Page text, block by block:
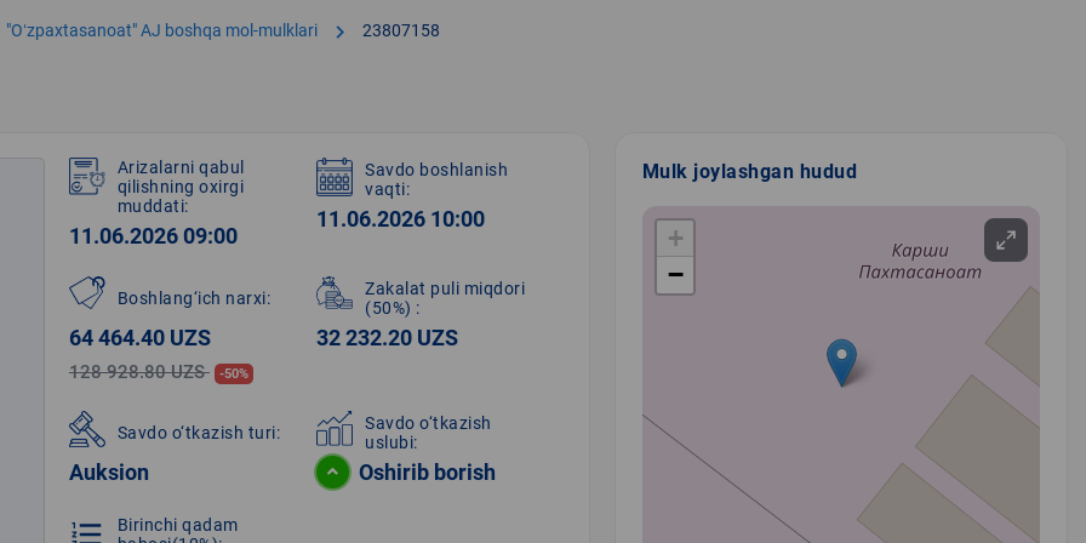
"Oʻzpaxtasanoat" АJ boshqa mol-mulklari chevron_right 23807158
Arizalarni qabul
qilishning oxirgi
muddati:
11.06.2026 09:00
Savdo boshlanish
vaqti:
11.06.2026 10:00
Boshlang‘ich narxi:
64 464.40 UZS
128 928.80 UZS -50%
Zakalat puli miqdori
(50%) :
32 232.20 UZS
Savdo o‘tkazish turi:
Auksion
Savdo o‘tkazish
uslubi:
Oshirib borish
format_list_numbered
Birinchi qadam
Mulk joylashgan hudud
+
−